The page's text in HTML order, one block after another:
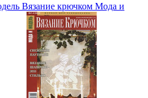
Вязание крючком Мода и